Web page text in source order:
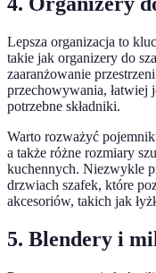
Lepsza organizacja to
takie jak organizery do
zaaranżowanie
przechowywania, łatwiej
potrzebne składniki.
Warto rozważyć
a także różne rozmiary
kuchennych. Niezwykle
drzwiach szafek, które
akcesoriów, takich jak
5. Blendery i